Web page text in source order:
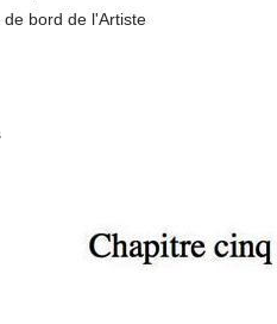
bord de l'Artiste